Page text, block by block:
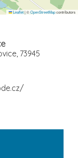
Leaflet|©OpenStreetMapcontributors
73945